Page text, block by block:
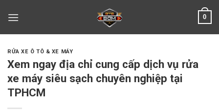
0
RỬA XE Ô TÔ & XE MÁY
Xem ngay địa chỉ cung cấp dịch vụ rửa
xe máy siêu sạch chuyên nghiệp tại
TPHCM